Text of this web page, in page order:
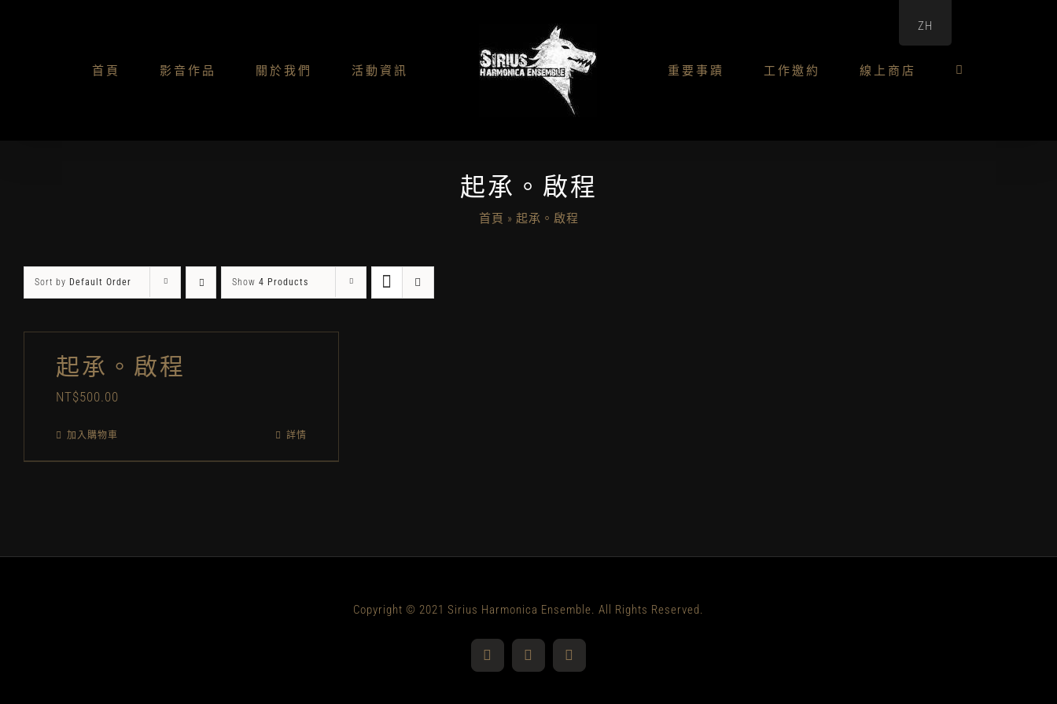
首頁 影音作品 關於我們 活動資訊 重要事蹟 工作邀約 線上商店
起承。啟程
首頁 » 起承。啟程
Sort by Default Order Show 4 Products
起承。啟程
NT$500.00
加入購物車 詳情
Copyright © 2021 Sirius Harmonica Ensemble. All Rights Reserved.
YouTubeFacebookInstagram
ZH